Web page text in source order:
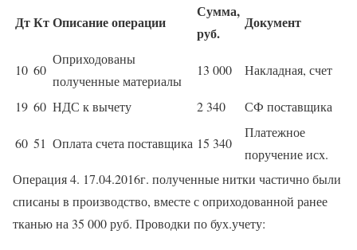
ДтКтОписание операции
Сумма,
руб.
Документ
10 60
Оприходованы
полученные материалы
13 000 Накладная, счет
19 60 НДС к вычету 2 340 СФ поставщика
60 51 Оплата счета поставщика 15 340
Платежное
поручение исх.
Операция 4. 17.04.2016г. полученные нитки частично были
списаны в производство, вместе с оприходованной ранее
тканью на 35 000 руб. Проводки по бух.учету: